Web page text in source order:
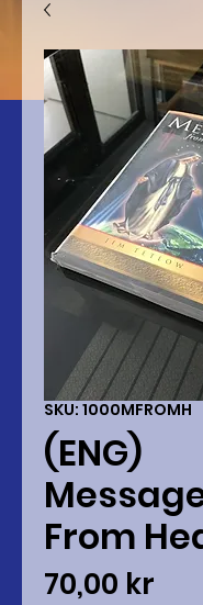
SKU: 1000MFROMH
(ENG)
From
70,00 kr